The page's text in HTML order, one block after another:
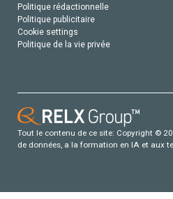
Politique rédactionnelle
Politique publicitaire
Cookie settings
Politique de la vie privée
Tout le contenu de ce site: Copyright ©
de données, a la formation en IA et aux